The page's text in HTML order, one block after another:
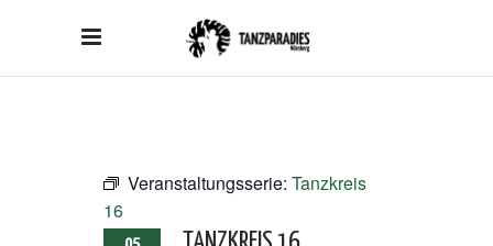
Veranstaltungsserie: Tanzkreis
16